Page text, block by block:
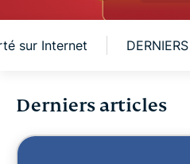
sur Internet
Cybersécurité
Derniers articles